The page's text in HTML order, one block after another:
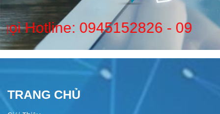
Hoặc gọi Hotline:0945152826 -
TRANG CHỦ